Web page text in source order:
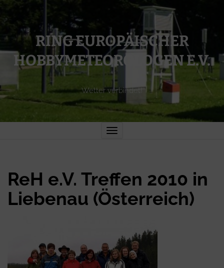
RING EUROPÄISCHER
HOBBYMETEOROLOGEN E.V.
Wetter verbindet!
Toggle
navigation
ReH e.V. Treffen 2010 in
Liebenau (Österreich)